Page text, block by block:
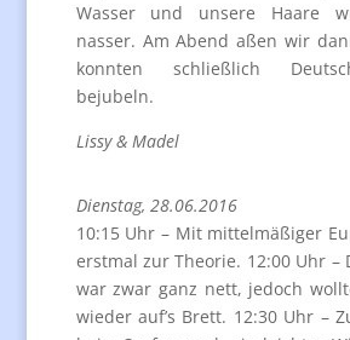
Wasser und unsere Haare
nasser. Am Abend aßen wir
konnten schließlich
bejubeln.
Lissy & Madel
Dienstag, 28.06.2016
10:15 Uhr – Mit mittelmäßiger
erstmal zur Theorie. 12:00 Uhr –
war zwar ganz nett, jedoch
wieder auf’s Brett. 12:30 Uhr –